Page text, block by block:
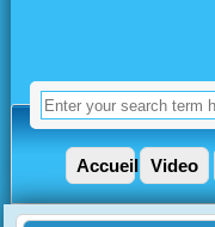
Accueil Video